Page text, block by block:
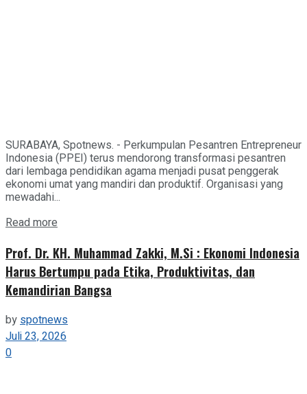
SURABAYA, Spotnews. - Perkumpulan Pesantren Entrepreneur
Indonesia (PPEI) terus mendorong transformasi pesantren
dari lembaga pendidikan agama menjadi pusat penggerak
ekonomi umat yang mandiri dan produktif. Organisasi yang
mewadahi...
Read more
Prof. Dr. KH. Muhammad Zakki, M.Si : Ekonomi Indonesia
Harus Bertumpu pada Etika, Produktivitas, dan
Kemandirian Bangsa
byspotnews
Juli 23, 2026
0